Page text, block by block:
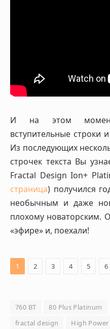
И на этом
вступительные строки
Из последующих
строчек текста Вы
Fractal Design Ion+
страница) получился
необычным и даже
плохому новаторским.
«эфире» и, поехали!
1 2 3 4 5 6
760 ВТ 80 Plus Platinum
fractal design
High